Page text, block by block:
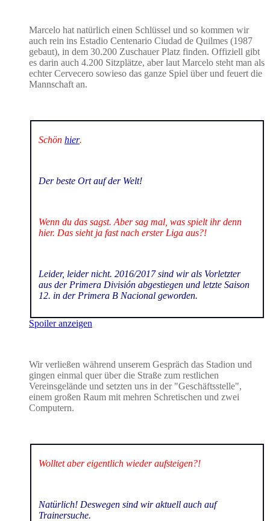
Marcelo hat natürlich einen Schlüssel und so kommen wir
auch rein ins Estadio Centenario Ciudad de Quilmes (1987
gebaut), in dem 30.200 Zuschauer Platz finden. Offiziell gibt
es darin auch 4.200 Sitzplätze, aber laut Marcelo steht man als
echter Cervecero sowieso das ganze Spiel über und feuert die
Mannschaft an.
Schön hier.
Der beste Ort auf der Welt!
Wenn du das sagst. Aber sag mal, was spielt ihr denn
hier. Das sieht ja fast nach erster Liga aus?!
Leider, leider nicht. 2016/2017 sind wir als Vorletzter
aus der Primera División abgestiegen und letzte Saison
12. in der Primera B Nacional geworden.
Spoiler anzeigen
Wir verließen während unserem Gespräch das Stadion und
gingen einmal quer über die Straße zum restlichen
Vereinsgelände und setzten uns in der "Geschäftsstelle",
einem großen Raum mit mehren Schretischen und zwei
Computern.
Wolltet aber eigentlich wieder aufsteigen?!
Natürlich! Deswegen sind wir aktuell auch auf
Trainersuche.